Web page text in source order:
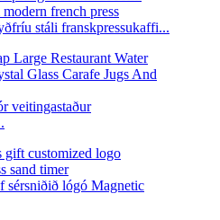
stáli franskpressukaffi...
veitingastaður
sérsniðið lógó Magnetic